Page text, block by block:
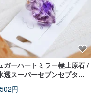
ガーハートミラー極上原石 /
透スーパーセブンセプター
円